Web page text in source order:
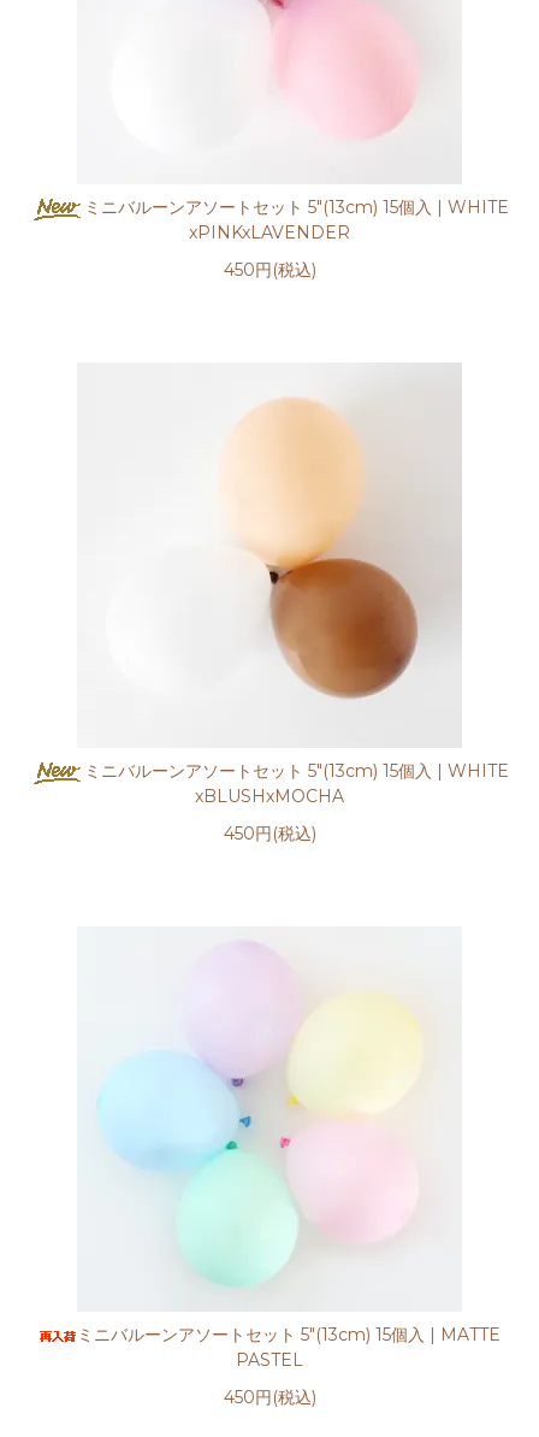
ミニバルーンアソートセット 5"(13cm) 15個入 | WHITE
xPINKxLAVENDER
450円(税込)
ミニバルーンアソートセット 5"(13cm) 15個入 | WHITE
xBLUSHxMOCHA
450円(税込)
ミニバルーンアソートセット 5"(13cm) 15個入 | MATTE
PASTEL
450円(税込)